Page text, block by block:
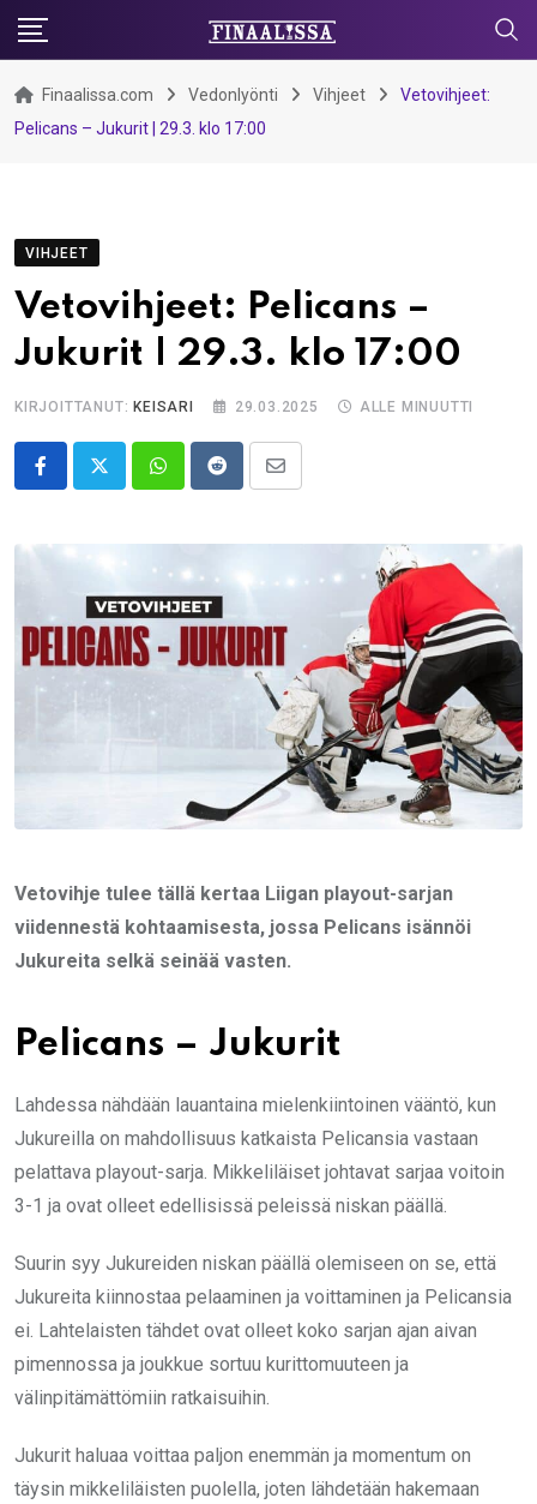
Skip
content
Finaalissa.com Vedonlyönti Vihjeet
Vetovihjeet:
Pelicans – Jukurit | 29.3. klo 17:00
VIHJEET
Vetovihjeet: Pelicans –
Jukurit | 29.3. klo 17:00
KIRJOITTANUT: KEISARI 29.03.2025 ALLE MINUUTTI
WhatsappRedditShare
Email
Vetovihje tulee tällä kertaa Liigan playout-sarjan
viidennestä kohtaamisesta, jossa Pelicans isännöi
Jukureita selkä seinää vasten.
Pelicans – Jukurit
Lahdessa nähdään lauantaina mielenkiintoinen vääntö, kun
Jukureilla on mahdollisuus katkaista Pelicansia vastaan
pelattava playout-sarja. Mikkeliläiset johtavat sarjaa voitoin
3-1 ja ovat olleet edellisissä peleissä niskan päällä.
Suurin syy Jukureiden niskan päällä olemiseen on se, että
Jukureita kiinnostaa pelaaminen ja voittaminen ja Pelicansia
ei. Lahtelaisten tähdet ovat olleet koko sarjan ajan aivan
pimennossa ja joukkue sortuu kurittomuuteen ja
välinpitämättömiin ratkaisuihin.
Jukurit haluaa voittaa paljon enemmän ja momentum on
täysin mikkeliläisten puolella, joten lähdetään hakemaan